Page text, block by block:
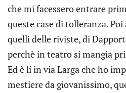
che mi facessero entrare
queste case di tolleranza.
quelli delle riviste, di
perchè in teatro si mangia
Ed è li in via Larga che ho
mestiere da giovanissimo,